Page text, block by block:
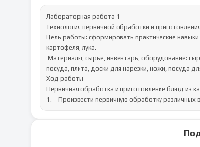
Лабораторная работа 1
Технология первичной обработки и
Цель работы: сформировать практические
картофеля, лука.
посуда, плита, доски для нарезки, ножи, посуда
Ход работы
Первичная обработка и приготовление блюд из
1.	Произвести первичную обработку различных